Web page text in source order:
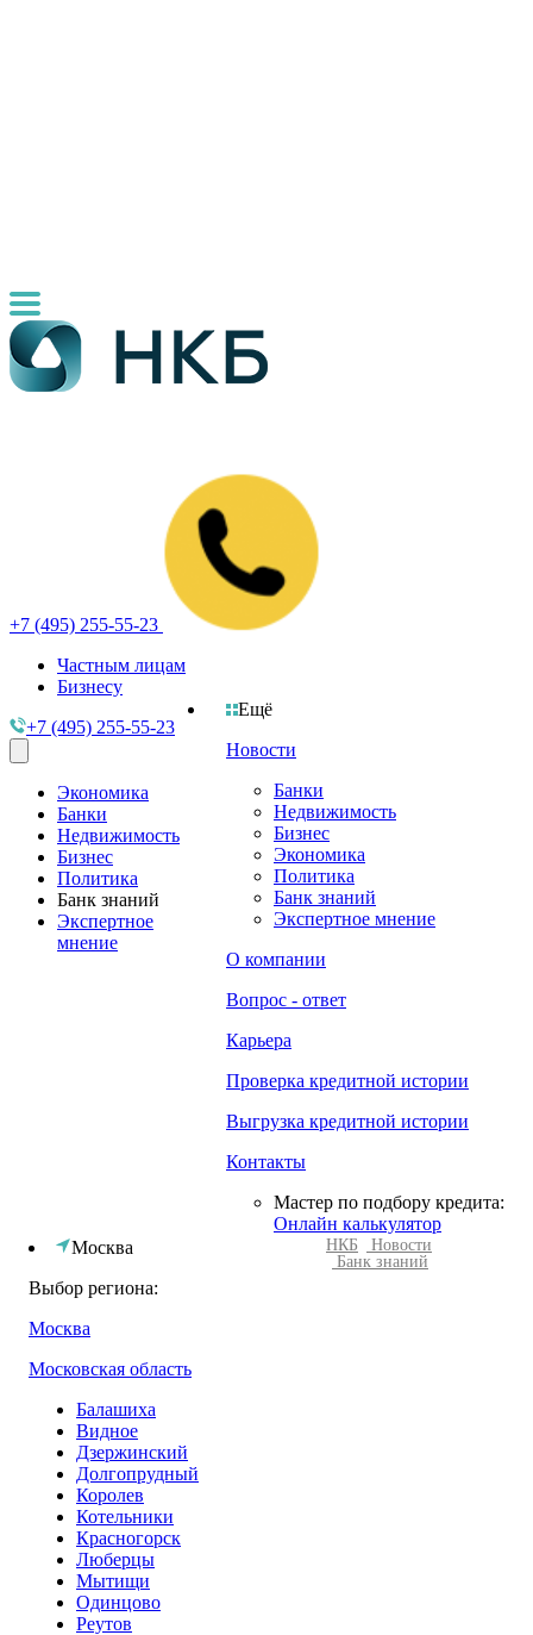
+7 (495) 255-55-23
Частным лицам
Бизнесу
Ещё
Новости
Банки
Недвижимость
Бизнес
Экономика
Политика
Банк знаний
Экспертное мнение
О компании
Вопрос - ответ
Карьера
Проверка кредитной истории
Выгрузка кредитной истории
Контакты
Мастер по подбору кредита:
Онлайн калькулятор
Москва
Выбор региона:
Москва
Московская область
Балашиха
Видное
Дзержинский
Долгопрудный
Королев
Котельники
Красногорск
Люберцы
Мытищи
Одинцово
Реутов
+7 (495) 255-55-23
Экономика
Банки
Недвижимость
Бизнес
Политика
Банк знаний
Экспертное
мнение
НКБ
Новости
Банк знаний